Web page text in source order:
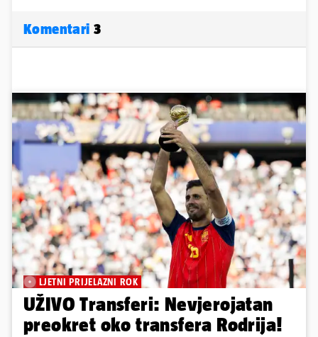
Komentari 3
LJETNI PRIJELAZNI ROK
UŽIVO Transferi: Nevjerojatan
preokret oko transfera Rodrija!